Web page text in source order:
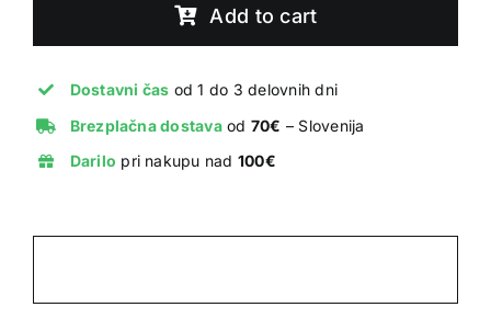
"Discord"
quantity
Add to cart
Dostavni čas od 1 do 3 delovnih dni
Brezplačna dostavaod 70€ – Slovenija
Darilo pri nakupu nad 100€